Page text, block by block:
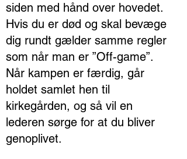
siden med hånd over hovedet.
Hvis du er død og skal bevæge
dig rundt gælder samme regler
som når man er ”Off-game”.
Når kampen er færdig, går
holdet samlet hen til
kirkegården, og så vil en
lederen sørge for at du bliver
genoplivet.